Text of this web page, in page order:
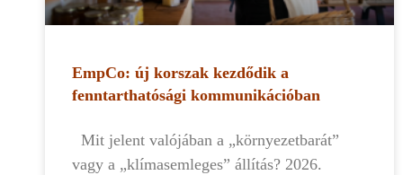
EmpCo: új korszak kezdődik a
fenntarthatósági kommunikációban
Mit jelent valójában a „környezetbarát”
vagy a „klímasemleges” állítás? 2026.